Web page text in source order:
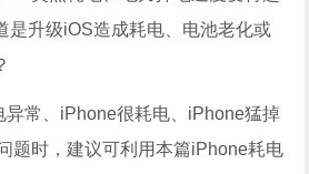
是升级iOS造成耗电、电池老化或
异常、iPhone很耗电、iPhone猛掉
题时，建议可利用本篇iPhone耗电